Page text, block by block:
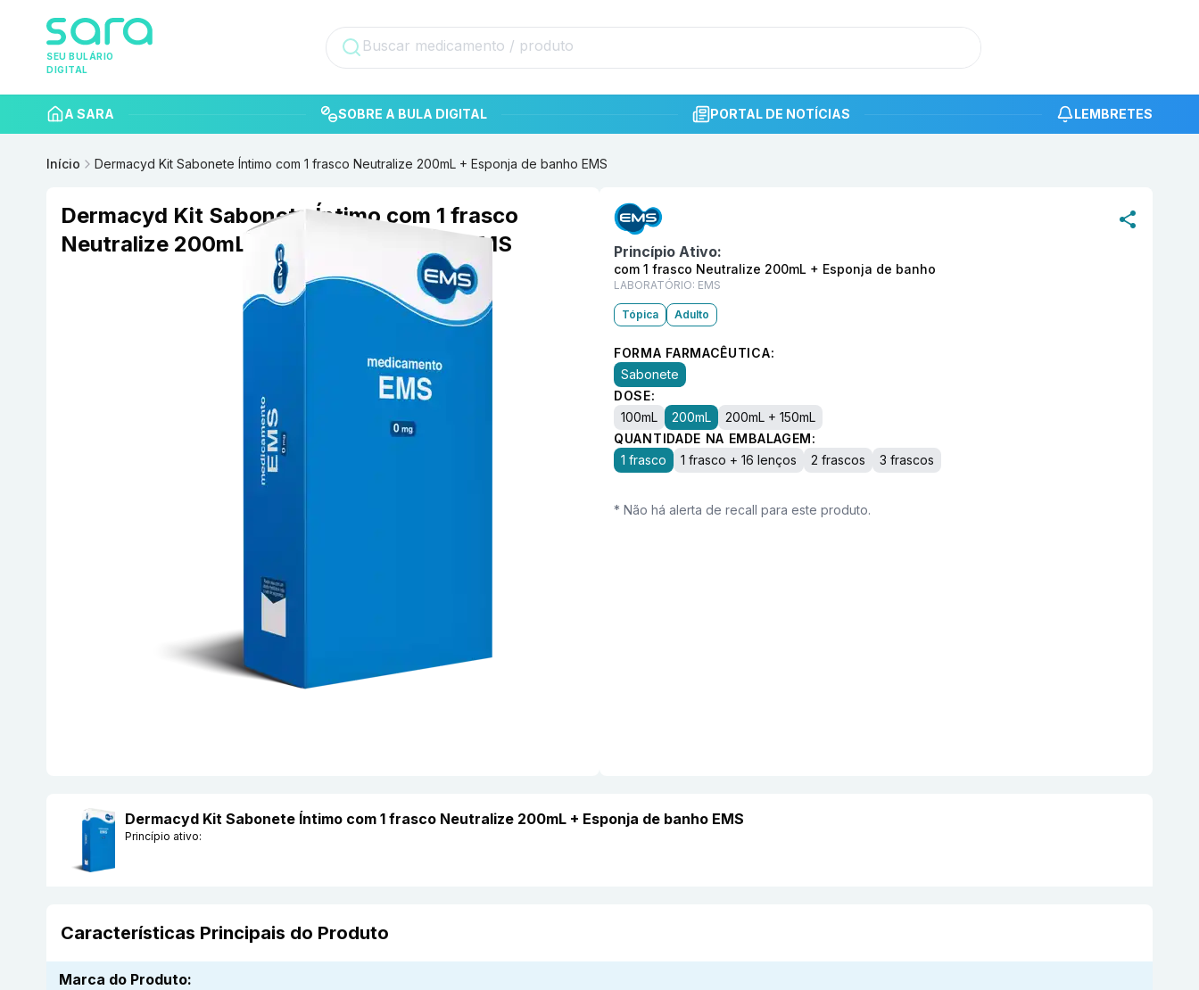
SEU BULÁRIO
DIGITAL
A SARA SOBRE A BULA DIGITAL PORTAL DE NOTÍCIAS LEMBRETES
Início Dermacyd Kit Sabonete Íntimo com 1 frasco Neutralize 200mL + Esponja de banho EMS
Dermacyd Kit Sabonete Íntimo com 1 frasco
Neutralize 200mL + Esponja de banho EMS
Princípio Ativo:
com 1 frasco Neutralize 200mL + Esponja de banho
LABORATÓRIO: EMS
Tópica Adulto
FORMA FARMACÊUTICA:
Sabonete
DOSE:
100mL
200mL
200mL + 150mL
QUANTIDADE NA EMBALAGEM:
1 frasco
1 frasco + 16 lenços 2 frascos 3 frascos
* Não há alerta de recall para este produto.
Dermacyd Kit Sabonete Íntimo com 1 frasco Neutralize 200mL + Esponja de banho EMS
Princípio ativo:
Características Principais do Produto
Marca do Produto: